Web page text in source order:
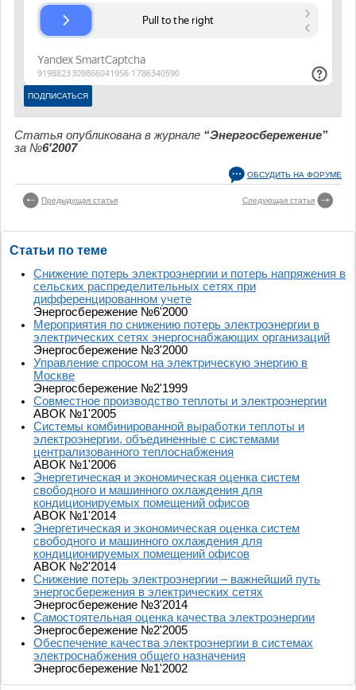
Статья опубликована в журнале “Энергосбережение”
за №6'2007
ОБСУДИТЬ НА ФОРУМЕ
Предыдущая статья Следующая статья
Статьи по теме
Снижение потерь электроэнергии и потерь напряжения в
сельских распределительных сетях при
дифференцированном учете
Энергосбережение №6'2000
Мероприятия по снижению потерь электроэнергии в
электрических сетях энергоснабжающих организаций
Энергосбережение №3'2000
Управление спросом на электрическую энергию в
Москве
Энергосбережение №2'1999
Совместное производство теплоты и электроэнергии
АВОК №1'2005
Системы комбинированной выработки теплоты и
электроэнергии, объединенные с системами
централизованного теплоснабжения
АВОК №1'2006
Энергетическая и экономическая оценка систем
свободного и машинного охлаждения для
кондиционируемых помещений офисов
АВОК №1'2014
Энергетическая и экономическая оценка систем
свободного и машинного охлаждения для
кондиционируемых помещений офисов
АВОК №2'2014
Снижение потерь электроэнергии – важнейший путь
энергосбережения в электрических сетях
Энергосбережение №3'2014
Самостоятельная оценка качества электроэнергии
Энергосбережение №2'2005
Обеспечение качества электроэнергии в системах
электроснабжения общего назначения
Энергосбережение №1'2002